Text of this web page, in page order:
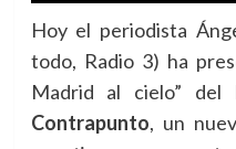
Hoy el periodista
todo, Radio 3) ha
Madrid al cielo” del
Contrapunto, un